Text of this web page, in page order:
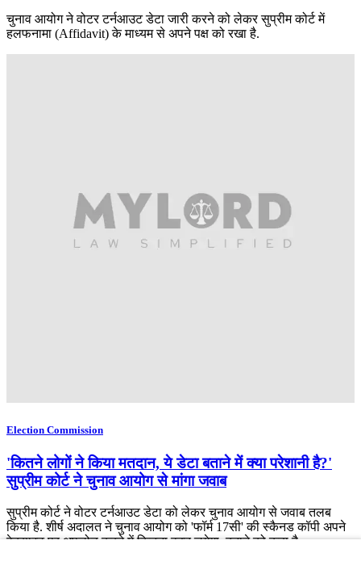
चुनाव आयोग ने वोटर टर्नआउट डेटा जारी करने को लेकर सुप्रीम कोर्ट में
हलफनामा (Affidavit) के माध्यम से अपने पक्ष को रखा है.
Election Commission
'कितने लोगों ने किया मतदान, ये डेटा बताने में क्या परेशानी है?'
सुप्रीम कोर्ट ने चुनाव आयोग से मांगा जवाब
सुप्रीम कोर्ट ने वोटर टर्नआउट डेटा को लेकर चुनाव आयोग से जवाब तलब
किया है. शीर्ष अदालत ने चुनाव आयोग को 'फॉर्म 17सी' की स्कैनड कॉपी अपने
वेबसाइट पर अपलोड करने में कितना वक्त लगेगा, बताने को कहा है.